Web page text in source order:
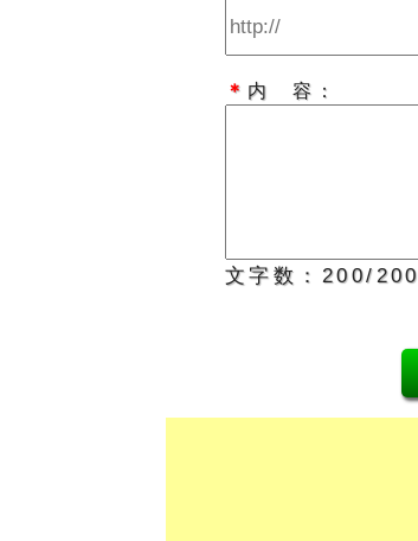
＊ 内 容：
文字数： 200/200